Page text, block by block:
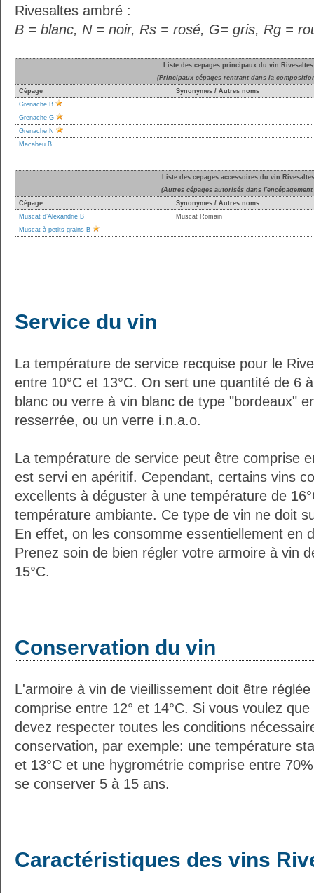
Rivesaltes ambré :
B = blanc, N = noir, Rs = rosé, G= gris, Rg =
Liste des cepages principaux du vin Rivesaltes
(Principaux cépages rentrant dans la
Cépage
Synonymes / Autres noms
Grenache B
Grenache G
Grenache N
Macabeu B
Liste des cepages accessoires du vin
(Autres cépages autorisés dans
Cépage
Synonymes / Autres noms
Muscat d’Alexandrie B
Muscat Romain
Muscat à petits grains B
Service du vin
La température de service recquise pour le
entre 10°C et 13°C. On sert une quantité de 6
blanc ou verre à vin blanc de type "bordeaux"
resserrée, ou un verre i.n.a.o.
La température de service peut être comprise
est servi en apéritif. Cependant, certains vins
excellents à déguster à une température de
température ambiante. Ce type de vin ne doit
En effet, on les consomme essentiellement en
Prenez soin de bien régler votre armoire à vin
15°C.
Conservation du vin
L'armoire à vin de vieillissement doit être
comprise entre 12° et 14°C. Si vous voulez
devez respecter toutes les conditions
conservation, par exemple: une température
et 13°C et une hygrométrie comprise entre
se conserver 5 à 15 ans.
Caractéristiques des vins